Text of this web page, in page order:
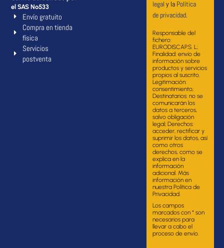
el SAS Nº533
Envío gratuito
Compra en tienda
física
Servicios
postventa
legal y la Política
de privacidad.
Responsable del
fichero:
EURODISCAP.S. L;
Finalidad: envío de
información sobre
productos y servicios
propios al suscrito.
Legitimación:
consentimiento;
Destinatarios: no se
comunicarán los
datos a terceros,
salvo obligación
legal; Derechos:
acceder, rectificar y
suprimir los datos, así
como otros
derechos, como se
explica en la
información
adicional. Más
información en
nuestra Política de
Privacidad.
Los campos
marcados con * son
necesarios para
llevar a cabo el
proceso de envío.